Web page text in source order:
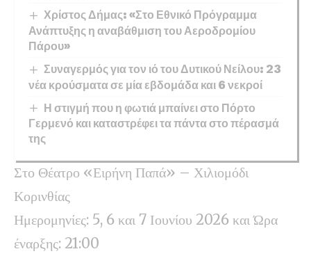
Χρίστος Δήμας: «Στο Εθνικό Πρόγραμμα
Ανάπτυξης η αναβάθμιση του Αεροδρομίου
Πάρου»
Συναγερμός για τον ιό του Δυτικού Νείλου: 23
νέα κρούσματα σε μία εβδομάδα και 6 νεκροί
Η στιγμή που η φωτιά μπαίνει στο Πόρτο
Γερμενό και καταστρέφει τα πάντα στο πέρασμά
της
Στο Θέατρο «Ειρήνη Παπά» – Χιλιομόδι
Κορινθίας
Ημερομηνίες: 5, 6 και 7 Ιουνίου 2026 και ​Ώρα
έναρξης: 21:00